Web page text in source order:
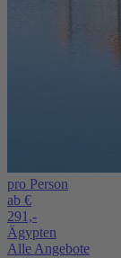
pro Person
ab €
291,-
Ägypten
Alle Angebote